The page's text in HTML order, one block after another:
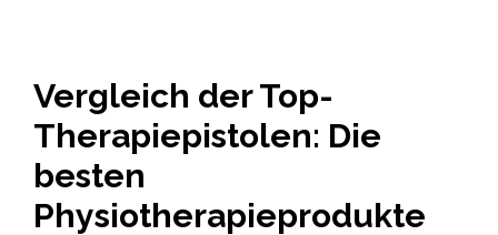
Vergleich der Top-
Therapiepistolen: Die
besten
Physiotherapieprodukte